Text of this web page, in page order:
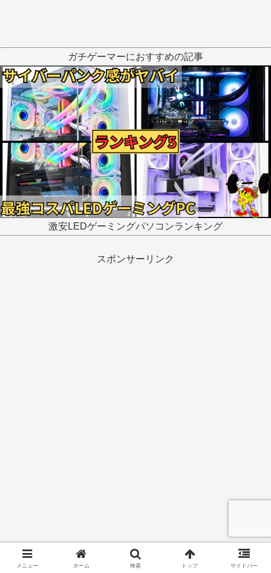
ガチゲーマーにおすすめの記事
激安LEDゲーミングパソコンランキング
スポンサーリンク
HOT TOPIC
メニュー ホーム 検索 トップ サイドバー